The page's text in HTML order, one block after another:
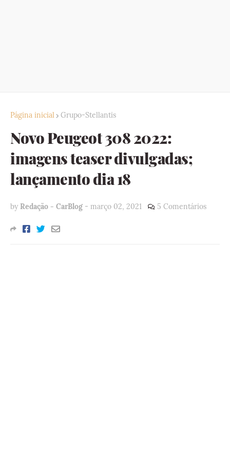
Página inicial Grupo-Stellantis
Novo Peugeot 308 2022:
imagens teaser divulgadas;
lançamento dia 18
by Redação - CarBlog - março 02, 2021 5 Comentários